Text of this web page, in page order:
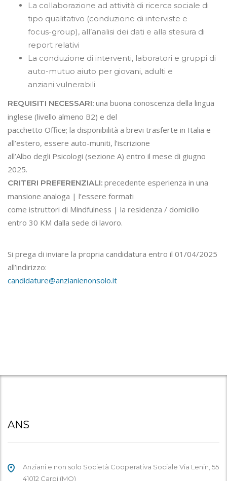
La collaborazione ad attività di ricerca sociale di
tipo qualitativo (conduzione di interviste e
focus-group), all’analisi dei dati e alla stesura di
report relativi
La conduzione di interventi, laboratori e gruppi di
auto-mutuo aiuto per giovani, adulti e
anziani vulnerabili
REQUISITI NECESSARI: una buona conoscenza della lingua
inglese (livello almeno B2) e del
pacchetto Office; la disponibilità a brevi trasferte in Italia e
all’estero, essere auto-muniti, l’iscrizione
all’Albo degli Psicologi (sezione A) entro il mese di giugno
2025.
CRITERI PREFERENZIALI: precedente esperienza in una
mansione analoga | l’essere formati
come istruttori di Mindfulness | la residenza / domicilio
entro 30 KM dalla sede di lavoro.
Si prega di inviare la propria candidatura entro il 01/04/2025
all’indirizzo:
candidature@anzianienonsolo.it
ANS
Anziani e non solo Società Cooperativa Sociale Via Lenin, 55
41012 Carpi (MO)